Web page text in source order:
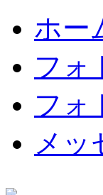
ホー
フォ
フォ
メッ